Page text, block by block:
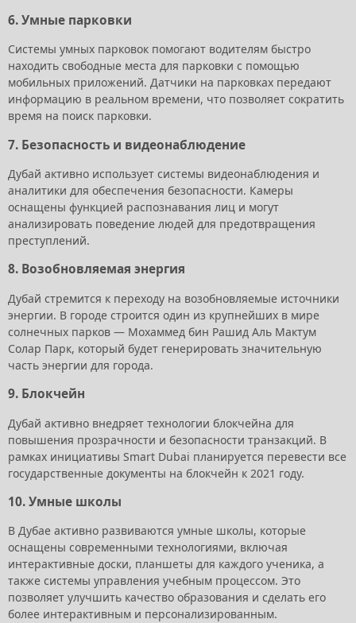
6.Умные парковки
Системы умных парковок помогают водителям быстро
находить свободные места для парковки с помощью
мобильных приложений. Датчики на парковках передают
информацию в реальном времени, что позволяет сократить
время на поиск парковки.
7. Безопасность и видеонаблюдение
Дубай активно использует системы видеонаблюдения и
аналитики для обеспечения безопасности. Камеры
оснащены функцией распознавания лиц и могут
анализировать поведение людей для предотвращения
преступлений.
8. Возобновляемая энергия
Дубай стремится к переходу на возобновляемые источники
энергии. В городе строится один из крупнейших в мире
солнечных парков — Мохаммед бин Рашид Аль Мактум
Солар Парк, который будет генерировать значительную
часть энергии для города.
9. Блокчейн
Дубай активно внедряет технологии блокчейна для
повышения прозрачности и безопасности транзакций. В
рамках инициативы Smart Dubai планируется перевести все
государственные документы на блокчейн к 2021 году.
10.Умные школы
В Дубае активно развиваются умные школы, которые
оснащены современными технологиями, включая
интерактивные доски, планшеты для каждого ученика, а
также системы управления учебным процессом. Это
позволяет улучшить качество образования и сделать его
более интерактивным и персонализированным.